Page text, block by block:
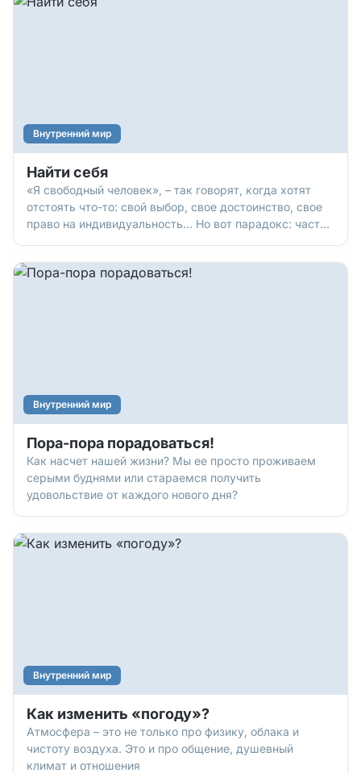
Внутренний мир
Найти себя
«Я свободный человек», – так говорят, когда хотят
отстоять что-то: свой выбор, свое достоинство, свое
право на индивидуальность… Но вот парадокс: часто
угодными, живем «как надо»… не очень-то
Внутренний мир
Пора-пора порадоваться!
Как насчет нашей жизни? Мы ее просто проживаем
серыми буднями или стараемся получить
удовольствие от каждого нового дня?
Внутренний мир
Как изменить «погоду»?
Атмосфера – это не только про физику, облака и
чистоту воздуха. Это и про общение, душевный
климат и отношения